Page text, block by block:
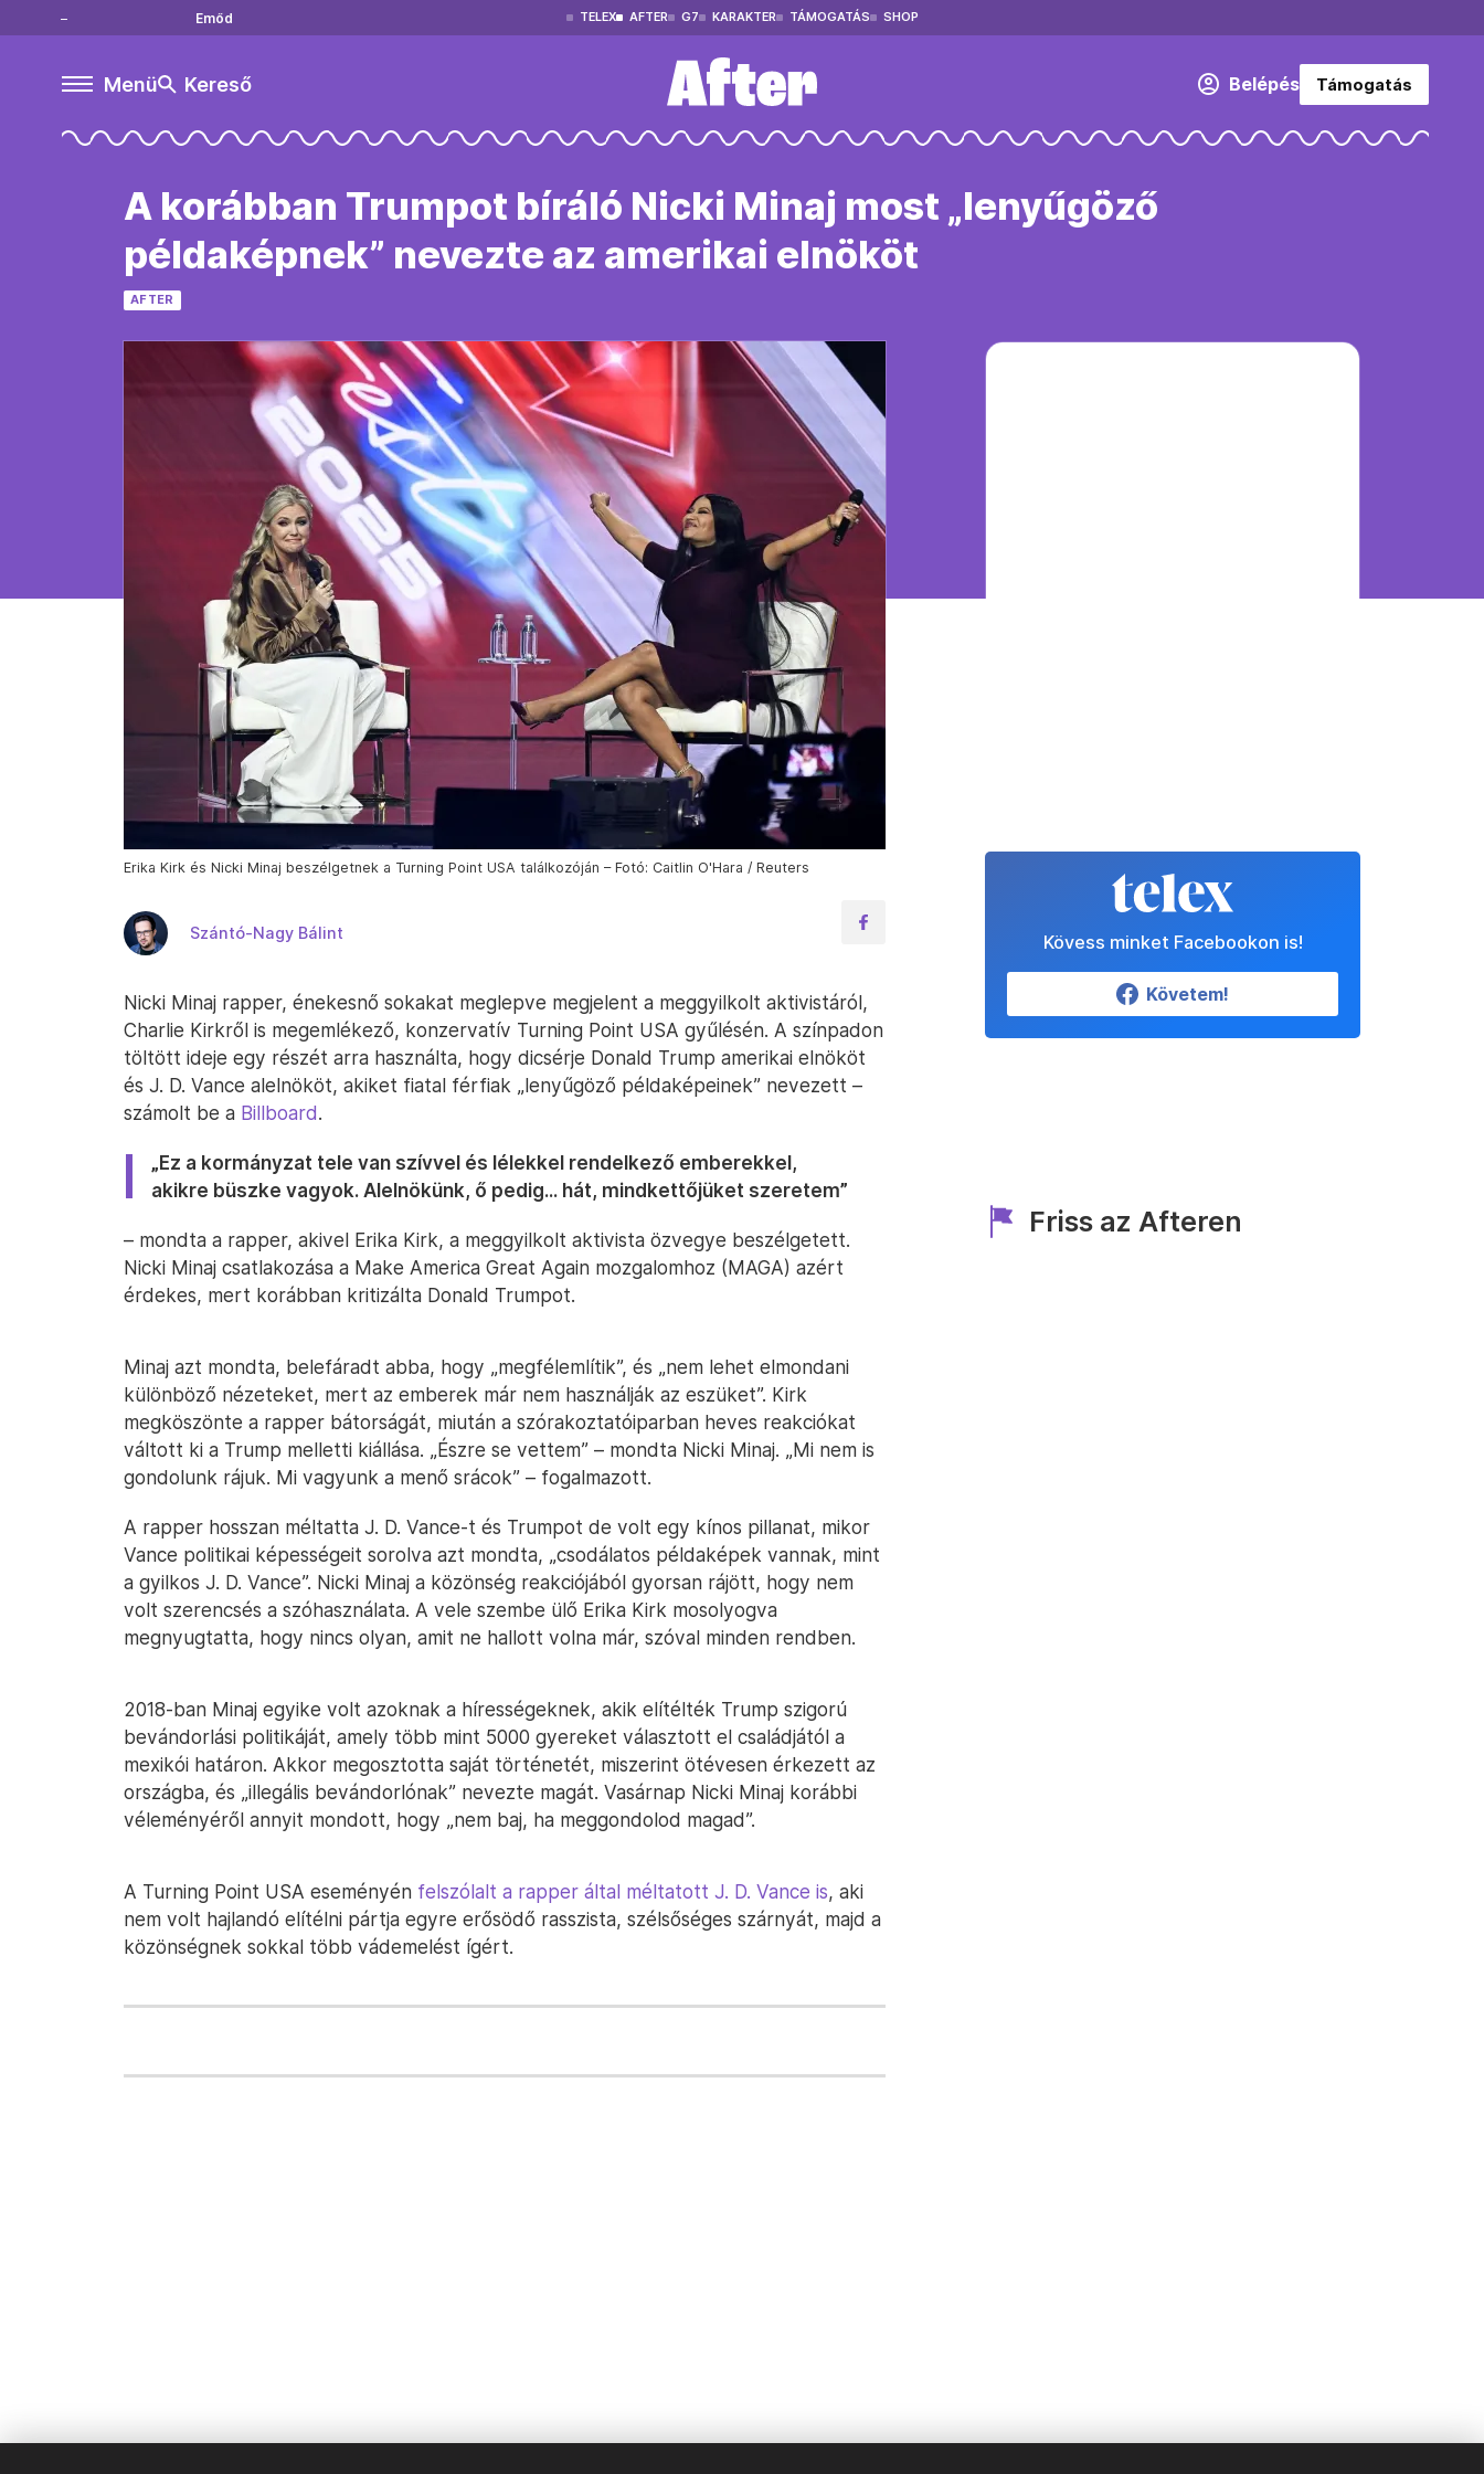
Emőd TELEX AFTER G7 KARAKTER TÁMOGATÁS SHOP
Menü Kereső Belépés Támogatás
A korábban Trumpot bíráló Nicki Minaj most „lenyűgöző
példaképnek” nevezte az amerikai elnököt
AFTER
Erika Kirk és Nicki Minaj beszélgetnek a Turning Point USA találkozóján – Fotó: Caitlin O'Hara / Reuters
Szántó-Nagy Bálint
Nicki Minaj rapper, énekesnő sokakat meglepve megjelent a meggyilkolt aktivistáról,
Charlie Kirkről is megemlékező, konzervatív Turning Point USA gyűlésén. A színpadon
töltött ideje egy részét arra használta, hogy dicsérje Donald Trump amerikai elnököt
és J. D. Vance alelnököt, akiket fiatal férfiak „lenyűgöző példaképeinek” nevezett –
számolt be a Billboard.
„Ez a kormányzat tele van szívvel és lélekkel rendelkező emberekkel,
akikre büszke vagyok. Alelnökünk, ő pedig... hát, mindkettőjüket szeretem”
– mondta a rapper, akivel Erika Kirk, a meggyilkolt aktivista özvegye beszélgetett.
Nicki Minaj csatlakozása a Make America Great Again mozgalomhoz (MAGA) azért
érdekes, mert korábban kritizálta Donald Trumpot.
Minaj azt mondta, belefáradt abba, hogy „megfélemlítik”, és „nem lehet elmondani
különböző nézeteket, mert az emberek már nem használják az eszüket”. Kirk
megköszönte a rapper bátorságát, miután a szórakoztatóiparban heves reakciókat
váltott ki a Trump melletti kiállása. „Észre se vettem” – mondta Nicki Minaj. „Mi nem is
gondolunk rájuk. Mi vagyunk a menő srácok” – fogalmazott.
A rapper hosszan méltatta J. D. Vance-t és Trumpot de volt egy kínos pillanat, mikor
Vance politikai képességeit sorolva azt mondta, „csodálatos példaképek vannak, mint
a gyilkos J. D. Vance”. Nicki Minaj a közönség reakciójából gyorsan rájött, hogy nem
volt szerencsés a szóhasználata. A vele szembe ülő Erika Kirk mosolyogva
megnyugtatta, hogy nincs olyan, amit ne hallott volna már, szóval minden rendben.
2018-ban Minaj egyike volt azoknak a hírességeknek, akik elítélték Trump szigorú
bevándorlási politikáját, amely több mint 5000 gyereket választott el családjától a
mexikói határon. Akkor megosztotta saját történetét, miszerint ötévesen érkezett az
országba, és „illegális bevándorlónak” nevezte magát. Vasárnap Nicki Minaj korábbi
véleményéről annyit mondott, hogy „nem baj, ha meggondolod magad”.
A Turning Point USA eseményén felszólalt a rapper által méltatott J. D. Vance is, aki
nem volt hajlandó elítélni pártja egyre erősödő rasszista, szélsőséges szárnyát, majd a
közönségnek sokkal több vádemelést ígért.
Kövess minket Facebookon is!
Követem!
Friss az Afteren